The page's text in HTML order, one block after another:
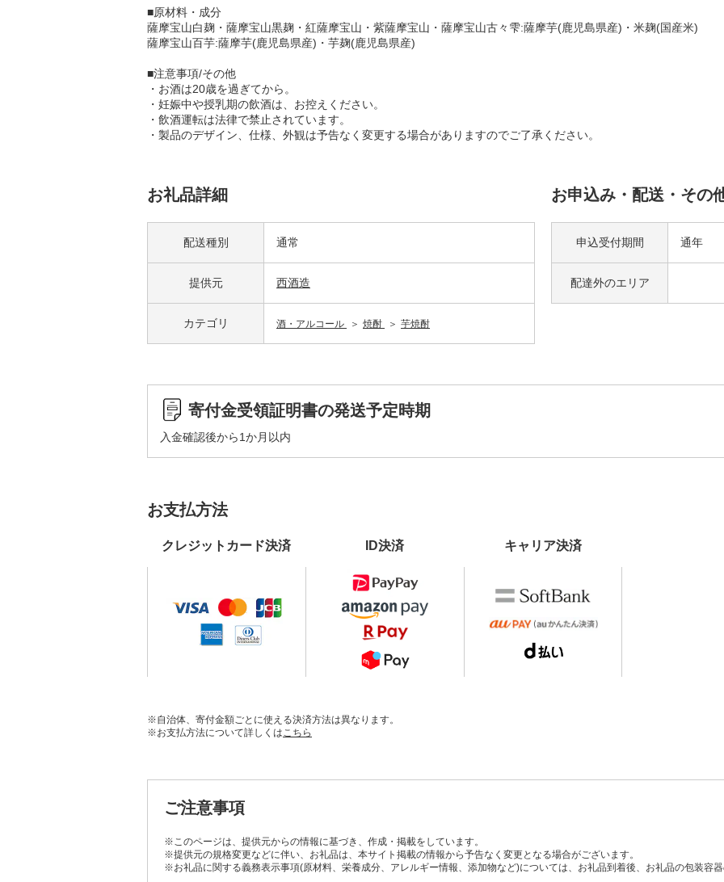
■原材料・成分
薩摩宝山白麹・薩摩宝山黒麹・紅薩摩宝山・紫薩摩宝山・薩摩宝山古々雫:薩摩芋(鹿児島県産)・米麹(国産米)
薩摩宝山百芋:薩摩芋(鹿児島県産)・芋麹(鹿児島県産)
■注意事項/その他
・お酒は20歳を過ぎてから。
・妊娠中や授乳期の飲酒は、お控えください。
・飲酒運転は法律で禁止されています。
・製品のデザイン、仕様、外観は予告なく変更する場合がありますのでご了承ください。
お礼品詳細
配送種別 通常
提供元 西酒造
カテゴリ 酒・アルコール 焼酎 芋焼酎
お申込み・配送・その
申込受付期間 通年
配達外のエリア
寄付金受領証明書の発送予定時期
入金確認後から1か月以内
お支払方法
クレジットカード決済 ID決済 キャリア決済
※自治体、寄付金額ごとに使える決済方法は異なります。
※お支払方法について詳しくはこちら
ご注意事項
※このページは、提供元からの情報に基づき、作成・掲載をしています。
※提供元の規格変更などに伴い、お礼品は、本サイト掲載の情報から予告なく変更となる場合がございます。
※お礼品に関する義務表示事項(原材料、栄養成分、アレルギー情報、添加物など)については、お礼品到着後、お礼品の包装容